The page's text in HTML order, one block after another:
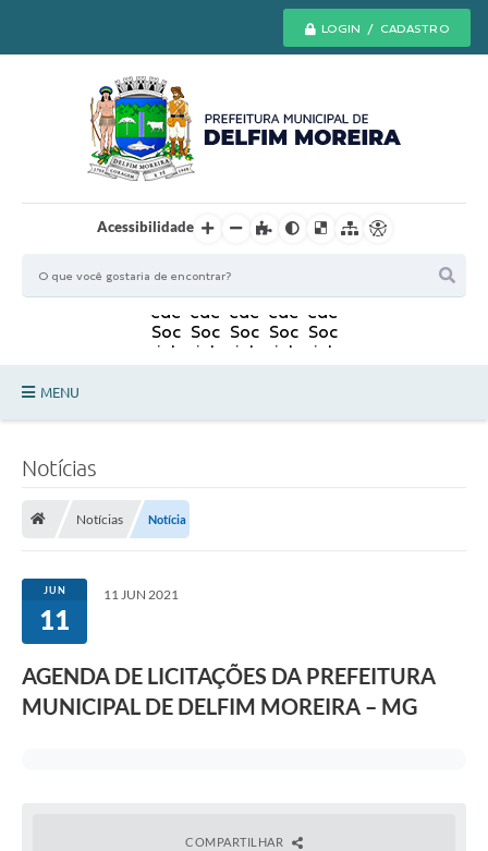
LOGIN / CADASTRO
Acessibilidade
MENU
Transparência
Editais
Listas de Espera - Unidade Básica de Saúde
Notícias
Notícias Notícia
JUN
11
11 JUN 2021
AGENDA DE LICITAÇÕES DA PREFEITURA
MUNICIPAL DE DELFIM MOREIRA – MG
COMPARTILHAR